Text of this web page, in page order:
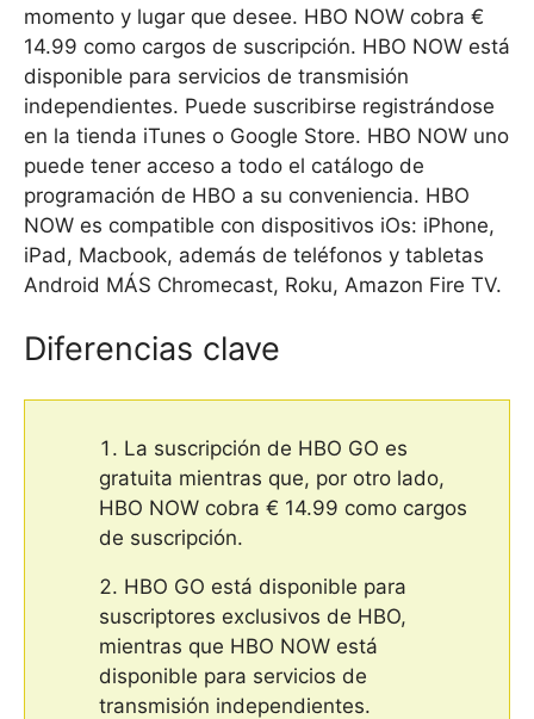
momento y lugar que desee. HBO NOW cobra €
14.99 como cargos de suscripción. HBO NOW está
disponible para servicios de transmisión
independientes. Puede suscribirse registrándose
en la tienda iTunes o Google Store. HBO NOW uno
puede tener acceso a todo el catálogo de
programación de HBO a su conveniencia. HBO
NOW es compatible con dispositivos iOs: iPhone,
iPad, Macbook, además de teléfonos y tabletas
Android MÁS Chromecast, Roku, Amazon Fire TV.
Diferencias clave
La suscripción de HBO GO es
gratuita mientras que, por otro lado,
HBO NOW cobra € 14.99 como cargos
de suscripción.
HBO GO está disponible para
suscriptores exclusivos de HBO,
mientras que HBO NOW está
disponible para servicios de
transmisión independientes.